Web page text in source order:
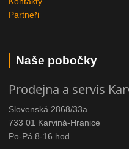
Partneři
Naše pobočky
Prodejna a servis
Slovenská 2868/33a
733 01 Karviná-Hranice
Po-Pá 8-16 hod.